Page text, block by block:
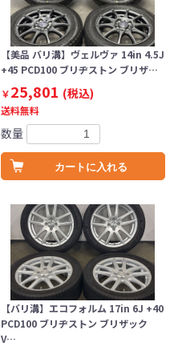
【美品 バリ溝】ヴェルヴァ 14in 4.5J
+45 PCD100 ブリヂストン ブリザ…
￥25,801 (税込)
送料無料
数量
カートに入れる
【バリ溝】エコフォルム 17in 6J +40
PCD100 ブリヂストン ブリザック
V…